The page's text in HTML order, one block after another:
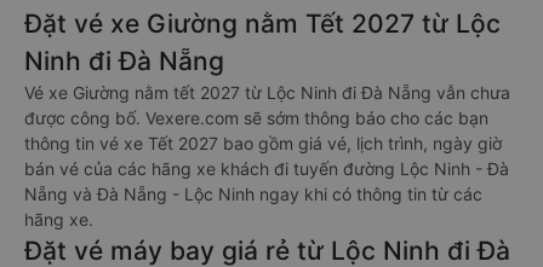
Đặt vé xe Giường nằm Tết 2027 từ Lộc
Ninh đi Đà Nẵng
Vé xe Giường nằm tết 2027 từ Lộc Ninh đi Đà Nẵng vẫn chưa
được công bố. Vexere.com sẽ sớm thông báo cho các bạn
thông tin vé xe Tết 2027 bao gồm giá vé, lịch trình, ngày giờ
bán vé của các hãng xe khách đi tuyến đường Lộc Ninh - Đà
Nẵng và Đà Nẵng - Lộc Ninh ngay khi có thông tin từ các
hãng xe.
Đặt vé máy bay giá rẻ từ Lộc Ninh đi Đà